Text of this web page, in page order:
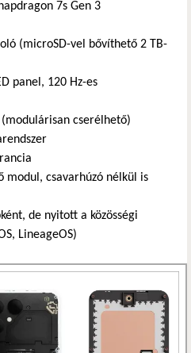
7s Gen 3
(microSD-vel bővíthető 2 TB-
panel, 120 Hz-es
cserélhető)
modul, csavarhúzó nélkül is
de nyitott a közösségi
LineageOS)